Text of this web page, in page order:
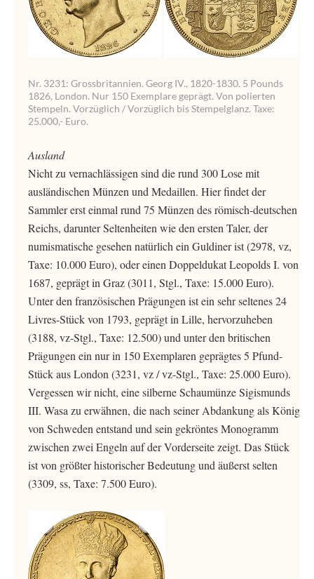
Nr. 3231: Grossbritannien. Georg IV., 1820-1830. 5 Pounds
1826, London. Nur 150 Exemplare geprägt. Von polierten
Stempeln. Vorzüglich / Vorzüglich bis Stempelglanz. Taxe:
25.000,- Euro.
Ausland
Nicht zu vernachlässigen sind die rund 300 Lose mit
ausländischen Münzen und Medaillen. Hier findet der
Sammler erst einmal rund 75 Münzen des römisch-deutschen
Reichs, darunter Seltenheiten wie den ersten Taler, der
numismatische gesehen natürlich ein Guldiner ist (2978, vz,
Taxe: 10.000 Euro), oder einen Doppeldukat Leopolds I. von
1687, geprägt in Graz (3011, Stgl., Taxe: 15.000 Euro).
Unter den französischen Prägungen ist ein sehr seltenes 24
Livres-Stück von 1793, geprägt in Lille, hervorzuheben
(3188, vz-Stgl., Taxe: 12.500) und unter den britischen
Prägungen ein nur in 150 Exemplaren geprägtes 5 Pfund-
Stück aus London (3231, vz / vz-Stgl., Taxe: 25.000 Euro).
Vergessen wir nicht, eine silberne Schaumünze Sigismunds
III. Wasa zu erwähnen, die nach seiner Abdankung als König
von Schweden entstand und sein gekröntes Monogramm
zwischen zwei Engeln auf der Vorderseite zeigt. Das Stück
ist von größter historischer Bedeutung und äußerst selten
(3309, ss, Taxe: 7.500 Euro).